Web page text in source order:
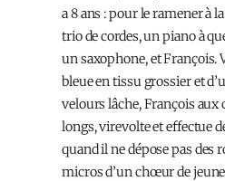
a 8 ans : pour le ramener à
trio de cordes, un piano à
un saxophone, et François.
bleue en tissu grossier et
velours lâche, François aux
longs, virevolte et effectue
quand il ne dépose pas des
micros d’un chœur de